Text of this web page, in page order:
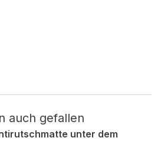
auch gefallen
unter dem
Cookies sind solche, die
keiner Kategorie zugeordnet
speichern